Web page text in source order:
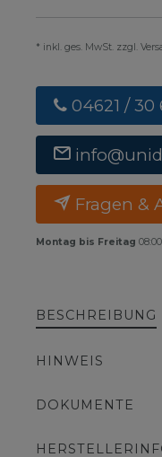
* inkl. ges. MwSt. zzgl.
04621 / 30
Fragen &
Montag bis Freitag
BESCHREIBUNG
HINWEIS
DOKUMENTE